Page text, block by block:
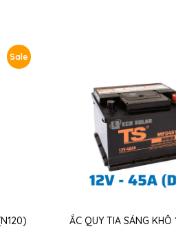
Sale
ẮC QUY TIA SÁNG KHÔ